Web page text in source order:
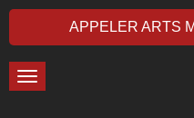
APPELER ARTS
Toggle
navigation